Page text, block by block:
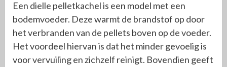
Een dielle pelletkachel is een model met een
bodemvoeder. Deze warmt de brandstof op door
het verbranden van de pellets boven op de voeder.
Het voordeel hiervan is dat het minder gevoelig is
voor vervuiling en zichzelf reinigt. Bovendien geeft